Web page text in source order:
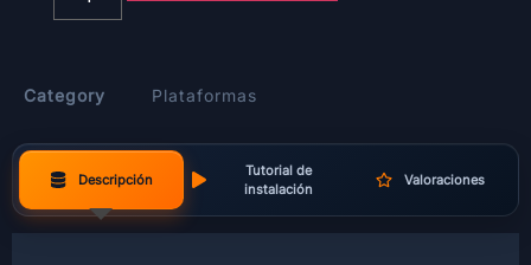
Category Plataformas
Descripción
Tutorial de
instalación
Valoraciones